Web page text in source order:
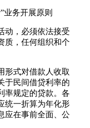
务开展原则
，必须依法接受
质，任何组织和个
式对借款人收取
于民间借贷利率的
率规定的贷款。各
统一折算为年化形
应在事前全面、公